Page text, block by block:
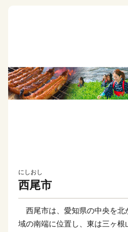
にしおし
西尾市
西尾市は、愛知県の中央を北
域の南端に位置し、東は三ヶ根